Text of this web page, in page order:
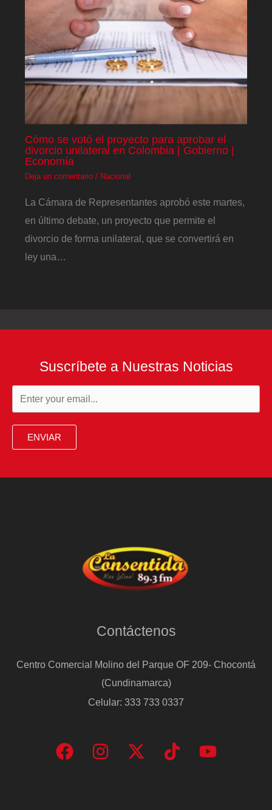
Cómo se votó el proyecto para aprobar el
divorcio unilateral en Colombia | Gobierno |
Economía
Deja un comentario / Nacional
La Cámara de Representantes aprobó este martes,
en último debate, un proyecto que permite el
divorcio de forma unilateral, que se convertirá en
ley una…
Suscríbete a Nuestras Noticias
ENVIAR
Contáctenos
Centro Comercial Molino del Parque OF 209- Chocontá
(Cundinamarca)
Celular: 333 733 0337